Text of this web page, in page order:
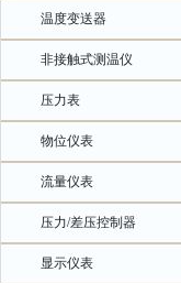
温度变送器
非接触式测温仪
压力表
物位仪表
流量仪表
压力/差压控制器
显示仪表